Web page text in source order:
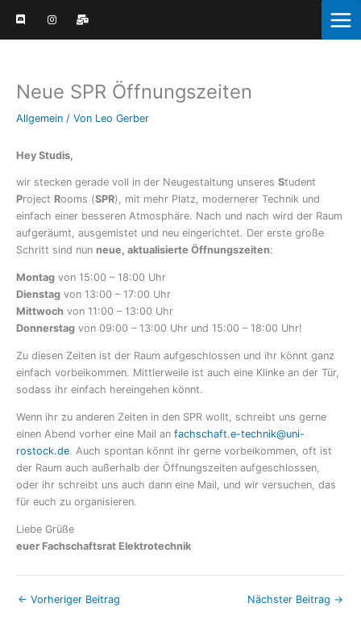
Inhalt
springen
Neue SPR Öffnungszeiten
Allgemein / Von Leo Gerber
Hey Studis,
wir stecken gerade voll in der Neugestaltung unseres Student
Project Rooms (SPR), mit mehr Platz, modernerer Technik und
einfach einer besseren Atmosphäre. Nach und nach wird der Raum
aufgeräumt, ausgemistet und neu eingerichtet. Der erste große
Schritt sind nun neue, aktualisierte Öffnungszeiten:
Montag von 15:00 – 18:00 Uhr
Dienstag von 13:00 – 17:00 Uhr
Mittwoch von 11:00 – 13:00 Uhr
Donnerstag von 09:00 – 13:00 Uhr und 15:00 – 18:00 Uhr!
Zu diesen Zeiten ist der Raum aufgeschlossen und ihr könnt ganz
einfach vorbeikommen. Mittlerweile ist auch eine Klinke an der Tür,
sodass ihr einfach hereingehen könnt.
Wenn ihr zu anderen Zeiten in den SPR wollt, schreibt uns gerne
einen Abend vorher eine Mail an fachschaft.e-technik@uni-
rostock.de. Auch spontan könnt ihr gerne vorbeikommen, oft ist
der Raum auch außerhalb der Öffnungszeiten aufgeschlossen,
oder ihr schreibt uns auch dann eine Mail, und wir versuchen, das
für euch zu organisieren.
Liebe Grüße
euer Fachschaftsrat Elektrotechnik
← Vorheriger Beitrag Nächster Beitrag →